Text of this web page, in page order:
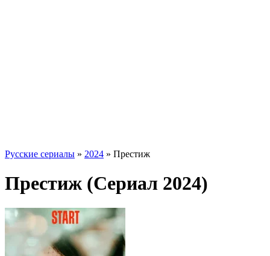
Русские сериалы » 2024 » Престиж
Престиж (Сериал 2024)